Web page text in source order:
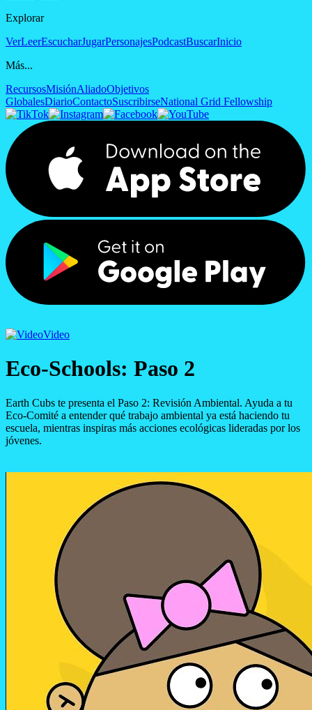
Explorar
VerLeerEscucharJugarPersonajesPodcastBuscarInicio
Más...
RecursosMisiónAliadoObjetivos
GlobalesDiarioContactoSuscribirseNational Grid Fellowship
Video
Eco-Schools: Paso 2
Earth Cubs te presenta el Paso 2: Revisión Ambiental. Ayuda a tu
Eco-Comité a entender qué trabajo ambiental ya está haciendo tu
escuela, mientras inspiras más acciones ecológicas lideradas por los
jóvenes.